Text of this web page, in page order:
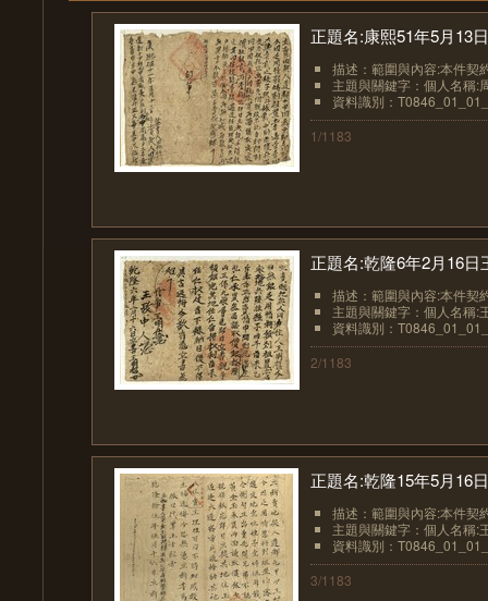
正題名:康熙51年5月13
描述：範圍與內容:本件契
主題與關鍵字：個人名稱:
資料識別：
1/1183
正題名:乾隆6年2月16
描述：範圍與內容:本件契
主題與關鍵字：個人名稱:
資料識別：
2/1183
正題名:乾隆15年5月16
描述：範圍與內容:本件契
主題與關鍵字：個人名稱:
資料識別：
3/1183